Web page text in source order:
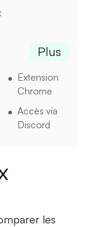
Plus
Extension
Chrome
Accès via
Discord
les